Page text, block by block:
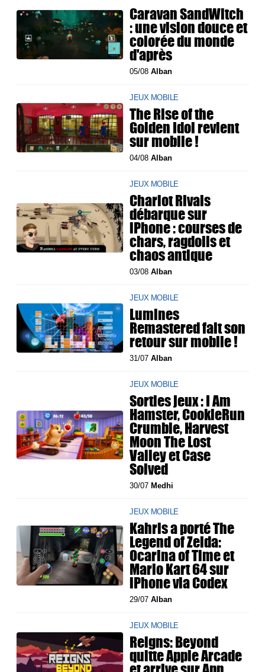
Caravan SandWitch
: une vision douce et
colorée du monde
d'après
05/08Alban
JEUX MOBILE
The Rise of the
Golden Idol revient
sur mobile !
04/08Alban
JEUX MOBILE
Chariot Rivals
débarque sur
iPhone : courses de
chars, ragdolls et
chaos antique
03/08Alban
JEUX MOBILE
Lumines
Remastered fait son
retour sur mobile !
31/07Alban
JEUX MOBILE
Sorties jeux : I Am
Hamster, CookieRun
Crumble, Harvest
Moon The Lost
Valley et Case
Solved
30/07 Medhi
JEUX MOBILE
Kahris a porté The
Legend of Zelda:
Ocarina of Time et
Mario Kart 64 sur
iPhone via Codex
29/07Alban
JEUX MOBILE
Reigns: Beyond
quitte Apple Arcade